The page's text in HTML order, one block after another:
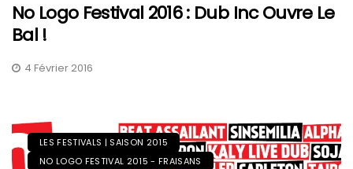
No Logo Festival 2016 : Dub Inc Ouvre Le
Bal !
4 Février 2016
LES FESTIVALS | SAISON 2015
NO LOGO FESTIVAL 2015 - FRAISANS